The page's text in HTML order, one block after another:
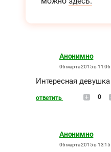
Анонимно
06 марта 2015 в 11:06
Интересная девушка
ответить 0
Анонимно
06 марта 2015 в 13:15